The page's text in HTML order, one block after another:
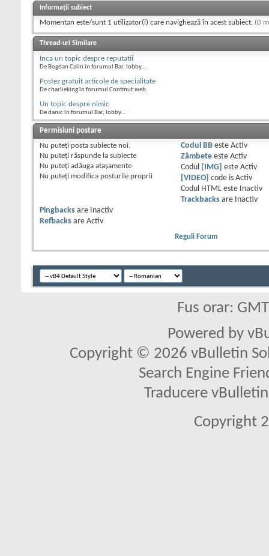
Informații subiect
Momentan este/sunt 1 utilizator(i) care navighează în acest subiect. (0
Thread-uri Similare
Inca un topic despre reputatii
De Bogdan Calin în forumul Bar, lobby...
Postez gratuit articole de specialitate
De charlieking în forumul Continut web
Un topic despre nimic
De danic în forumul Bar, lobby...
Permisiuni postare
Nu puteţi posta subiecte noi.
Nu puteţi răspunde la subiecte
Nu puteţi adăuga ataşamente
Nu puteţi modifica posturile proprii
Codul BBeste Activ
Zâmbeteeste Activ
Codul
[IMG] este Activ
[VIDEO] code is Activ
Codul HTML este
Inactiv
Trackbacksare
Inactiv
Pingbacks are
Inactiv
Refbacks are Activ
Reguli Forum
Fus orar:
Powered by
Copyright © 2026 vBulletin
Search Engine
Traducere
Copyright